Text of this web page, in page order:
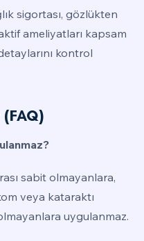
sigortası, gözlükten
ameliyatları kapsam
kontrol
sabit olmayanlara,
veya kataraktı
uygulanmaz.